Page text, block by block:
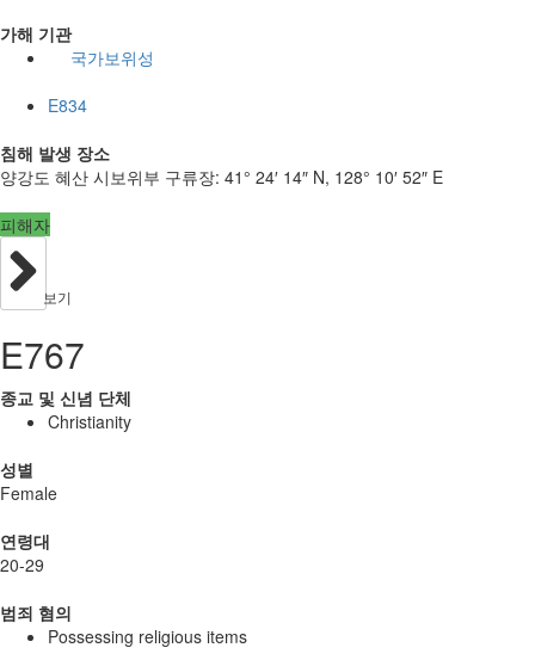
가해 기관
국가보위성
E834
침해 발생 장소
양강도 혜산 시보위부 구류장: 41° 24′ 14″ N, 128° 10′ 52″ E
피해자
보기
E767
종교 및 신념 단체
Christianity
성별
Female
연령대
20-29
범죄 혐의
Possessing religious items